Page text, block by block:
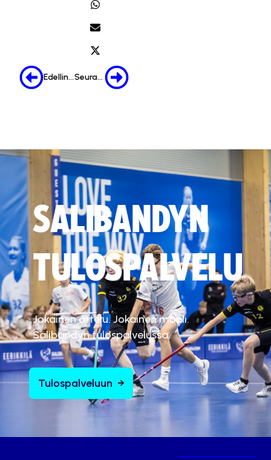
Edellinen Seuraava
SALIBANDYN
TULOSPALVELU
Jokainen ottelu. Jokainen maali.
Salibandyn tulospalvelussa.
Tulospalveluun